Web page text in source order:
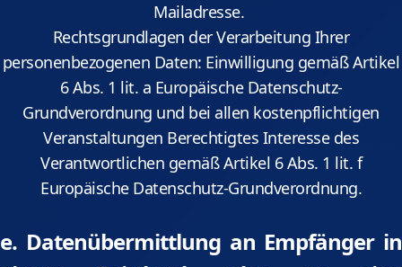
Mailadresse.
Rechtsgrundlagen der Verarbeitung Ihrer
personenbezogenen Daten: Einwilligung gemäß Artikel
6 Abs. 1 lit. a Europäische Datenschutz-
Grundverordnung und bei allen kostenpflichtigen
Veranstaltungen Berechtigtes Interesse des
Verantwortlichen gemäß Artikel 6 Abs. 1 lit. f
Europäische Datenschutz-Grundverordnung.
e. Datenübermittlung an Empfänger in